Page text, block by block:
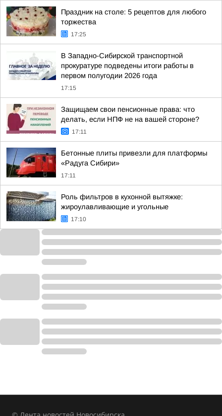
Праздник на столе: 5 рецептов для любого
торжества
17:25
В Западно-Сибирской транспортной
прокуратуре подведены итоги работы в
первом полугодии 2026 года
17:15
Защищаем свои пенсионные права: что
делать, если НПФ не на вашей стороне?
17:11
Бетонные плиты привезли для платформы
«Радуга Сибири»
17:11
Роль фильтров в кухонной вытяжке:
жироулавливающие и угольные
17:10